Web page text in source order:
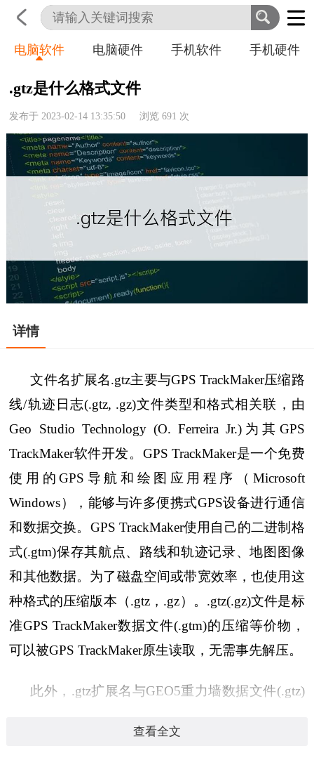
首页 科技 生活 职业
电脑软件 电脑硬件 手机软件 手机硬件
.gtz是什么格式文件
发布于 2023-02-14 13:35:50 浏览691 次
详情
文件名扩展名.gtz主要与GPS TrackMaker压缩路
线/轨迹日志(.gtz, .gz)文件类型和格式相关联，由
Geo Studio Technology (O. Ferreira Jr.)为其GPS
TrackMaker软件开发。GPS TrackMaker是一个免费
使用的GPS导航和绘图应用程序（Microsoft
Windows），能够与许多便携式GPS设备进行通信
和数据交换。GPS TrackMaker使用自己的二进制格
式(.gtm)保存其航点、路线和轨迹记录、地图图像
和其他数据。为了磁盘空间或带宽效率，也使用这
种格式的压缩版本（.gtz，.gz）。.gtz(.gz)文件是标
准GPS TrackMaker数据文件(.gtm)的压缩等价物，
可以被GPS TrackMaker原生读取，无需事先解压。
此外，.gtz扩展名与GEO5重力墙数据文件(.gtz)
力墙土木工程软件使用。以文件头中的 "FINE
查看全文